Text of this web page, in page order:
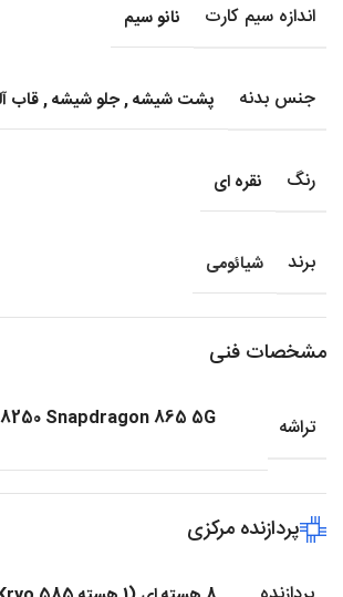
اندازه سیم کارت نانو سیم
جنس بدنه پشت شیشه,جلو شیشه,قاب
رنگ نقره ای
برند شیائومی
مشخصات فنی
تراشه
Snapdragon 865 5G
پردازنده مرکزی